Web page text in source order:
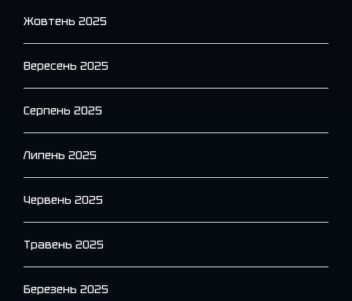
Жовтень 2025
Вересень 2025
Серпень 2025
Липень 2025
Червень 2025
Травень 2025
Березень 2025